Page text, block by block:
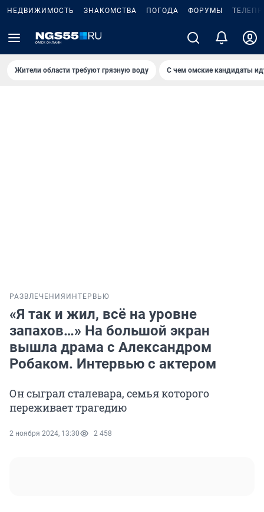
НЕДВИЖИМОСТЬ ЗНАКОМСТВА ПОГОДА ФОРУМЫ
Жители области требуют грязную воду С чем омские кандидаты
РАЗВЛЕЧЕНИЯ ИНТЕРВЬЮ
«Я так и жил, всё на уровне
запахов…» На большой экран
вышла драма с Александром
Робаком. Интервью с актером
Он сыграл сталевара, семья которого
переживает трагедию
2 ноября 2024, 13:30 2 458